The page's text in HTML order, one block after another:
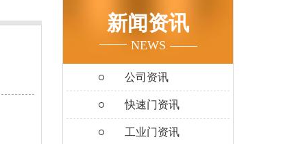
新闻资讯
NEWS
公司资讯
快速门资讯
工业门资讯